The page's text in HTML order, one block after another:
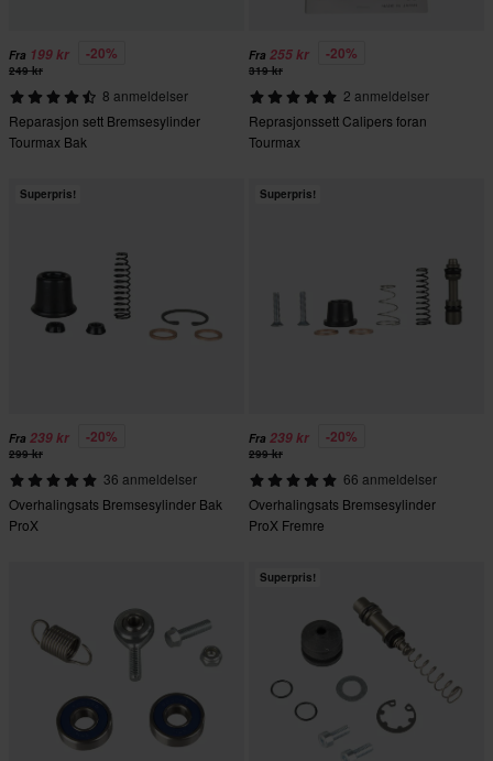
Fra 199 kr -20%
249 kr
8 anmeldelser
Reparasjon sett Bremsesylinder
Tourmax Bak
Fra 255 kr -20%
319 kr
2 anmeldelser
Reprasjonssett Calipers foran
Tourmax
Superpris!
Fra 239 kr -20%
299 kr
36 anmeldelser
Overhalingsats Bremsesylinder Bak
ProX
Superpris!
Fra 239 kr -20%
299 kr
66 anmeldelser
Overhalingsats Bremsesylinder
ProX Fremre
Superpris!